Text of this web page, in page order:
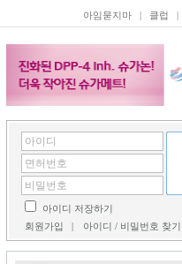
아임묻지마 | 클럽 |
아이디 저장하기
회원가입 | 아이디 / 비밀번호 찾기